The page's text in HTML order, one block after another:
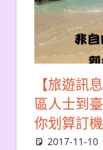
【旅遊訊
區人士到
你划算訂
2017-11-10